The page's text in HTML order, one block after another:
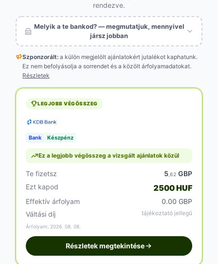
rendezve.
Melyik a te bankod? — megmutatjuk, mennyivel
jársz jobban
Szponzorált: a külön megjelölt ajánlatokért jutalékot kaphatunk.
Ez nem befolyásolja a sorrendet és a közölt árfolyamadatokat.
Részletek
LEGJOBB VÉGÖSSZEG
Bank Készpénz
Ez a legjobb végösszeg a vizsgált ajánlatok közül
Te fizetsz 5 ,62 GBP
Ezt kapod
2500 HUF
Effektív árfolyam
0.00 GBP
Váltási díj
tájékoztató jellegű
Árfolyam: 2026. 08. 08.
Részletek megtekintése